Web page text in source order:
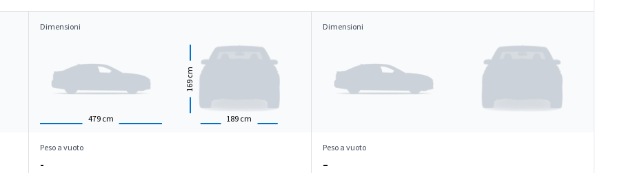
Dimensioni
479 cm 189 cm
169
cm
Dimensioni
Peso a vuoto
-
Peso a vuoto
–